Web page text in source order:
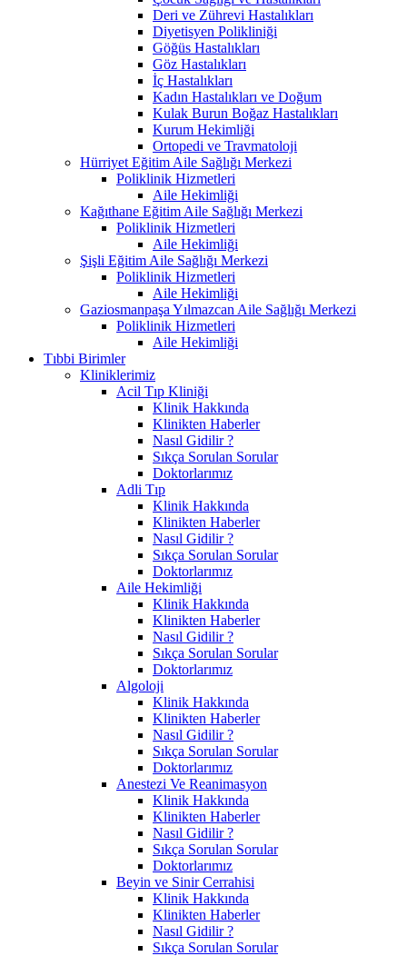
Deri ve Zührevi Hastalıkları
Diyetisyen Polikliniği
Göğüs Hastalıkları
Göz Hastalıkları
İç Hastalıkları
Kadın Hastalıkları ve Doğum
Kulak Burun Boğaz Hastalıkları
Kurum Hekimliği
Ortopedi ve Travmatoloji
Hürriyet Eğitim Aile Sağlığı Merkezi
Poliklinik Hizmetleri
Aile Hekimliği
Kağıthane Eğitim Aile Sağlığı Merkezi
Poliklinik Hizmetleri
Aile Hekimliği
Şişli Eğitim Aile Sağlığı Merkezi
Poliklinik Hizmetleri
Aile Hekimliği
Gaziosmanpaşa Yılmazcan Aile Sağlığı Merkezi
Poliklinik Hizmetleri
Aile Hekimliği
Tıbbi Birimler
Kliniklerimiz
Acil Tıp Kliniği
Klinik Hakkında
Klinikten Haberler
Nasıl Gidilir ?
Sıkça Sorulan Sorular
Doktorlarımız
Adli Tıp
Klinik Hakkında
Klinikten Haberler
Nasıl Gidilir ?
Sıkça Sorulan Sorular
Doktorlarımız
Aile Hekimliği
Klinik Hakkında
Klinikten Haberler
Nasıl Gidilir ?
Sıkça Sorulan Sorular
Doktorlarımız
Algoloji
Klinik Hakkında
Klinikten Haberler
Nasıl Gidilir ?
Sıkça Sorulan Sorular
Doktorlarımız
Anestezi Ve Reanimasyon
Klinik Hakkında
Klinikten Haberler
Nasıl Gidilir ?
Sıkça Sorulan Sorular
Doktorlarımız
Beyin ve Sinir Cerrahisi
Klinik Hakkında
Klinikten Haberler
Nasıl Gidilir ?
Sıkça Sorulan Sorular